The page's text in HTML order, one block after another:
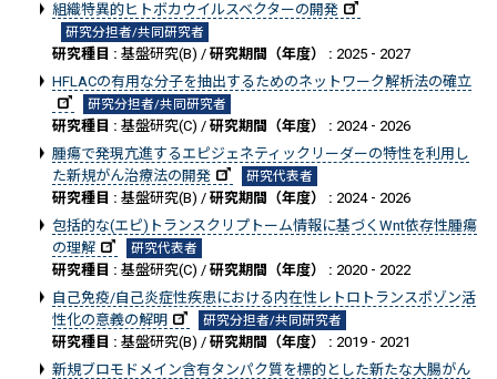
組織特異的ヒトボカウイルスベクターの開発
研究分担者/共同研究者
研究種目 : 基盤研究(B) / 研究期間（年度） : 2025 - 2027
HFLACの有用な分子を抽出するためのネットワーク解析法の確立
研究分担者/共同研究者
研究種目 : 基盤研究(C) / 研究期間（年度） : 2024 - 2026
腫瘍で発現亢進するエピジェネティックリーダーの特性を利用し
た新規がん治療法の開発
研究代表者
研究種目 : 基盤研究(B) / 研究期間（年度） : 2024 - 2026
包括的な(エピ)トランスクリプトーム情報に基づくWnt依存性腫瘍
の理解
研究代表者
研究種目 : 基盤研究(C) / 研究期間（年度） : 2020 - 2022
自己免疫/自己炎症性疾患における内在性レトロトランスポゾン活
性化の意義の解明
研究分担者/共同研究者
研究種目 : 基盤研究(B) / 研究期間（年度） : 2019 - 2021
新規ブロモドメイン含有タンパク質を標的とした新たな大腸がん